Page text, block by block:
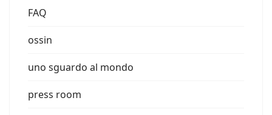
FAQ
ossin
uno sguardo al mondo
press room